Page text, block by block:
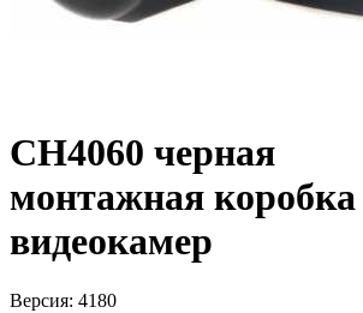
CH4060 черная
монтажная коробка
видеокамер
Версия: 4180